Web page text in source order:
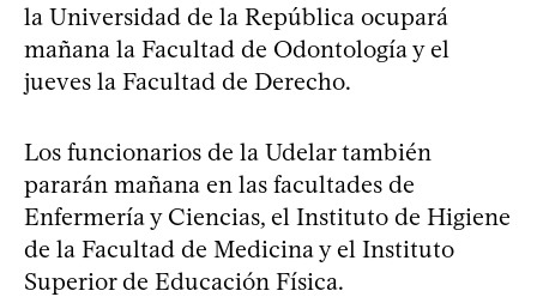
la Universidad de la República ocupará
mañana la Facultad de Odontología y el
jueves la Facultad de Derecho.
Los funcionarios de la Udelar también
pararán mañana en las facultades de
Enfermería y Ciencias, el Instituto de Higiene
de la Facultad de Medicina y el Instituto
Superior de Educación Física.